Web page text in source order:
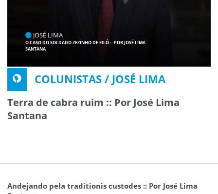
JOSÉ LIMA
O CASO DO SOLDADO ZEZINHO DE FILÓ :: POR JOSÉ LIMA
SANTANA
COLUNISTAS / JOSÉ LIMA
Terra de cabra ruim :: Por José Lima
Santana
Andejando pela traditionis custodes :: Por José Lima